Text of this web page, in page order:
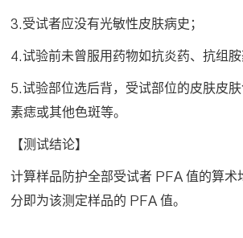
3.受试者应没有光敏性皮肤病史；
4.试验前未曾服用药物如抗炎药、抗组胺
5.试验部位选后背，受试部位的皮肤皮
素痣或其他色斑等。
【测试结论】
计算样品防护全部受试者 PFA 值的算术
分即为该测定样品的 PFA 值。